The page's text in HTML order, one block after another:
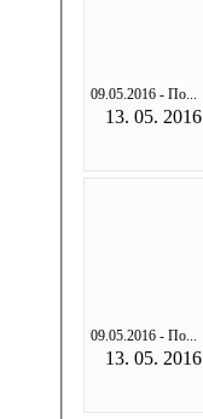
09.05.2016 - По...
13. 05. 2016
09.05.2016 - По...
13. 05. 2016